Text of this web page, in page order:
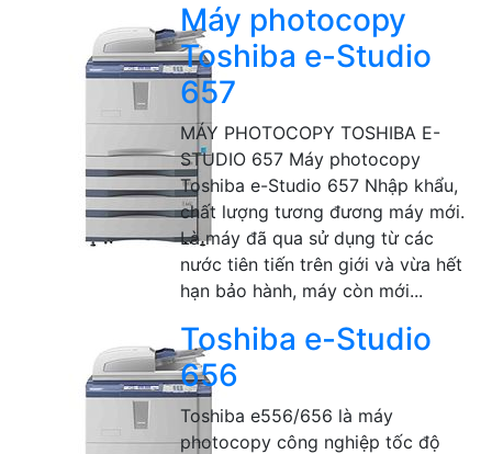
Máy photocopy
Toshiba e-Studio
657
MÁY PHOTOCOPY TOSHIBA E-
STUDIO 657 Máy photocopy
Toshiba e-Studio 657 Nhập khẩu,
chất lượng tương đương máy mới.
Là máy đã qua sử dụng từ các
nước tiên tiến trên giới và vừa hết
hạn bảo hành, máy còn mới...
Toshiba e-Studio
656
Toshiba e556/656 là máy
photocopy công nghiệp tốc độ